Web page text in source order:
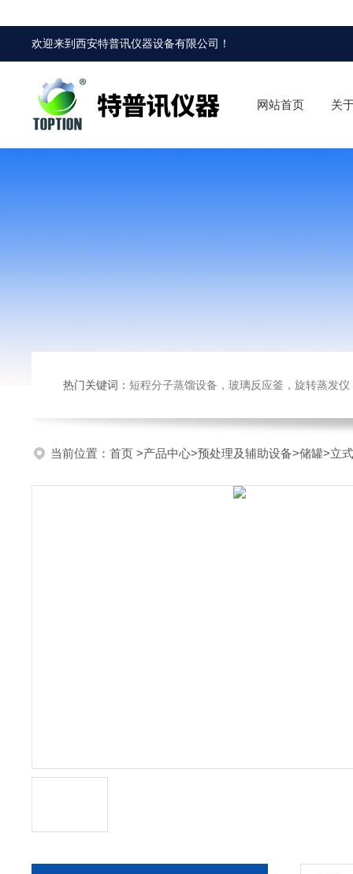
欢迎来到西安特普讯仪器设备有限公司 ！
网站首页 关
热门关键词： 短程分子蒸馏设备，玻璃反应釜，旋转蒸发
当前位置： 首页 >产品中心>预处理及辅助设备>储罐>立